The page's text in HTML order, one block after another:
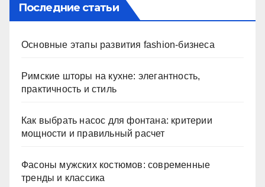
Последние статьи
Основные этапы развития fashion-бизнеса
Римские шторы на кухне: элегантность,
практичность и стиль
Как выбрать насос для фонтана: критерии
мощности и правильный расчет
Фасоны мужских костюмов: современные
тренды и классика